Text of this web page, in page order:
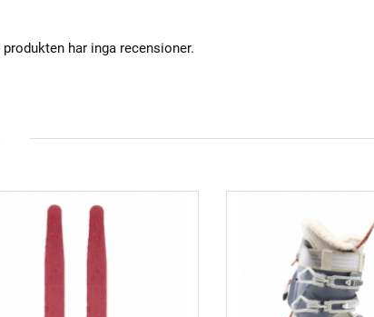
produkten har inga recensioner.